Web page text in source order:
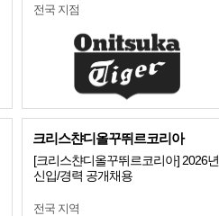
전국 지점
크리스챤디올꾸뛰르코리아
[크리스챤디올꾸뛰르코리아] 2026년
신입/경력 공개채용
전국 지역